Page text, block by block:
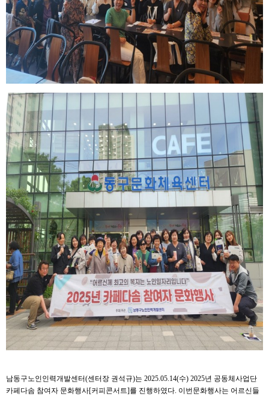
남동구노인인력개발센터(센터장 권석규)는 2025.05.14(수) 2025년 공동체사업단
카페다솜 참여자 문화행사[커피콘서트]를 진행하였다. 이번문화행사는 어르신들